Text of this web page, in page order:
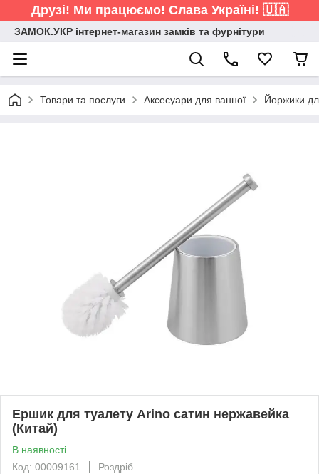
Друзі! Ми працюємо! Слава Україні! 🇺🇦
ЗАМОК.УКР інтернет-магазин замків та фурнітури
Товари та послуги Аксесуари для ванної Йоржики
Ершик для туалету Arino сатин нержавейка
(Китай)
В наявності
Код: 00009161
Роздріб